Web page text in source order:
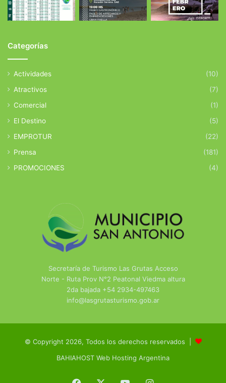
Categorías
Actividades
(10)
Atractivos
(7)
Comercial
(1)
El Destino
(5)
EMPROTUR
(22)
Prensa
(181)
PROMOCIONES
(4)
Secretaría de Turismo Las Grutas Acceso
Norte - Ruta Prov N°2 Peatonal Viedma altura
2da bajada +54 2934-497463
info@lasgrutasturismo.gob.ar
© Copyright 2026, Todos los derechos reservados |
BAHIAHOST Web Hosting Argentina